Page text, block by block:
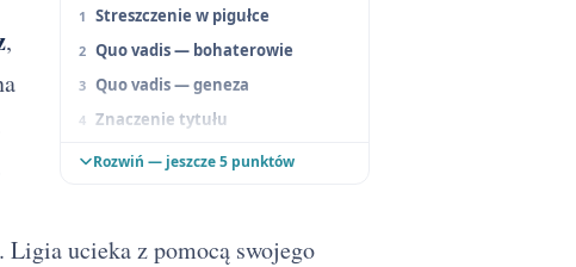
Streszczenie w pigułce
Quo vadis — bohaterowie
Quo vadis — geneza
Znaczenie tytułu
Quo vadis — problematyka
narracja i język
Rozwiń — jeszcze 5 punktów
,
. Ligia ucieka z pomocą swojego